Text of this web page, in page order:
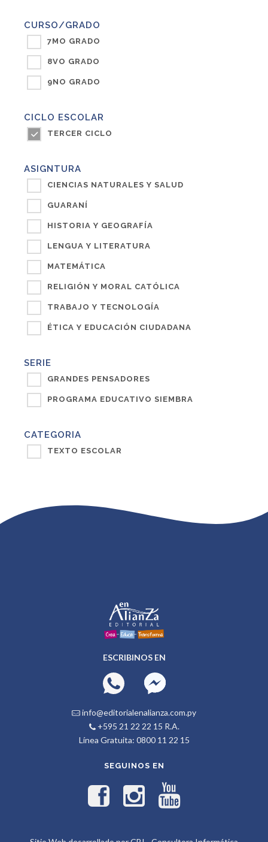
CURSO/GRADO
7MO GRADO
8VO GRADO
9NO GRADO
CICLO ESCOLAR
TERCER CICLO
ASIGNTURA
CIENCIAS NATURALES Y SALUD
GUARANÍ
HISTORIA Y GEOGRAFÍA
LENGUA Y LITERATURA
MATEMÁTICA
RELIGIÓN Y MORAL CATÓLICA
TRABAJO Y TECNOLOGÍA
ÉTICA Y EDUCACIÓN CIUDADANA
SERIE
GRANDES PENSADORES
PROGRAMA EDUCATIVO SIEMBRA
CATEGORIA
TEXTO ESCOLAR
ESCRIBINOS EN
info@editorialenalianza.com.py
+595 21 22 22 15 R.A.
Línea Gratuita: 0800 11 22 15
SEGUINOS EN